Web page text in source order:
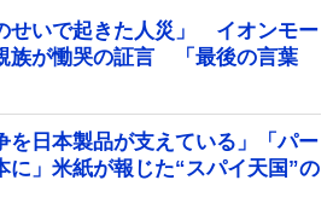
せいで起きた人災」 イオンモー
族が慟哭の証言 「最後の言葉
を日本製品が支えている」「パー
に」米紙が報じた“スパイ天国”の